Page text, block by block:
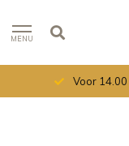
MENU
Voor